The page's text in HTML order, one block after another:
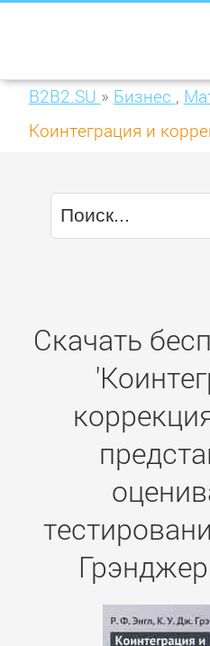
B2B2.SU » Бизнес ,
Коинтеграция и
тестирование
Скачать